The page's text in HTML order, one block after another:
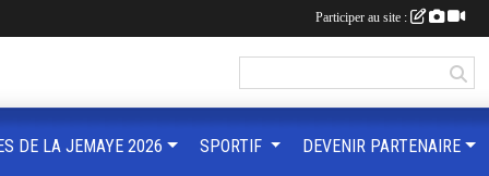
DE LA JEMAYE 2026 SPORTIF DEVENIR PARTENAIRE
Participer au site :